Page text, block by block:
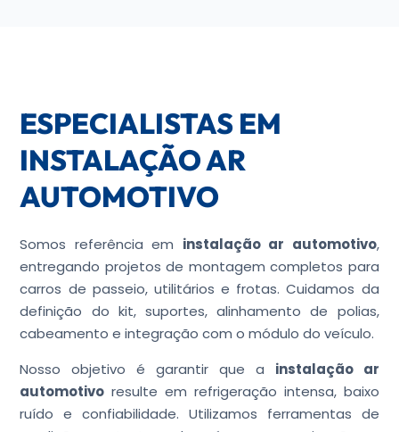
ESPECIALISTAS EM
INSTALAÇÃO AR
AUTOMOTIVO
Somos referência em instalação ar automotivo,
entregando projetos de montagem completos para
carros de passeio, utilitários e frotas. Cuidamos da
definição do kit, suportes, alinhamento de polias,
cabeamento e integração com o módulo do veículo.
Nosso objetivo é garantir que a instalação ar
automotivo resulte em refrigeração intensa, baixo
ruído e confiabilidade. Utilizamos ferramentas de